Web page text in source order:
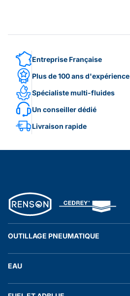
Entreprise Française
Plus de 100 ans d'expérience
Spécialiste multi-fluides
Un conseiller dédié
Livraison rapide
OUTILLAGE PNEUMATIQUE
Accessoires pneumatiques
EAU